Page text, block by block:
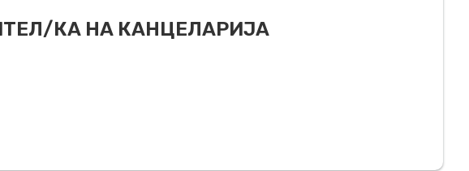
КА НА КАНЦЕЛАРИЈА